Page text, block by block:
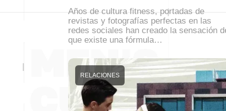
Años de cultura fitness, portadas de
revistas y fotografías perfectas en las
redes sociales han creado la sensación
que existe una fórmula…
RELACIONES